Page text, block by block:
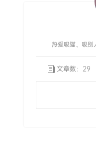
热爱吸猫、吸别
文章数：29